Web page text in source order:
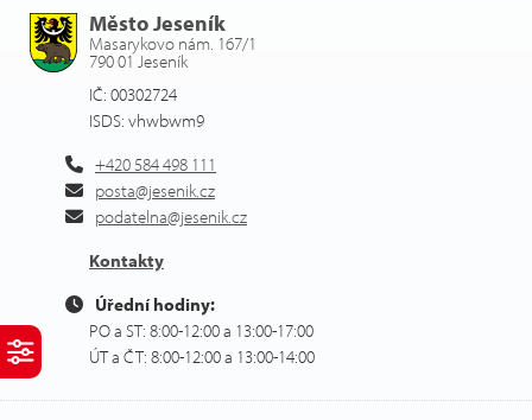
Město Jeseník
Masarykovo nám. 167/1
790 01 Jeseník
IČ: 00302724
ISDS: vhwbwm9
+420 584 498 111
posta@jesenik.cz
podatelna@jesenik.cz
Kontakty
Úřední hodiny:
PO a ST: 8:00-12:00 a 13:00-17:00
ÚT a ČT: 8:00-12:00 a 13:00-14:00